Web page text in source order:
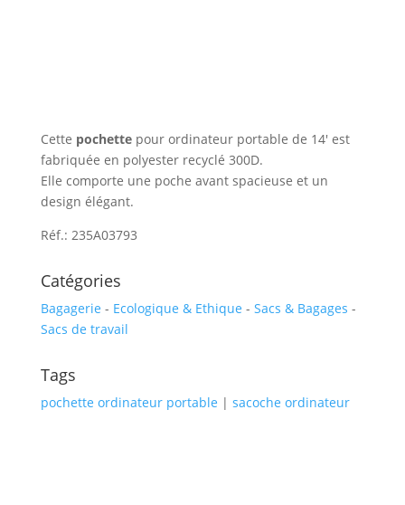
Cette pochette pour ordinateur portable de 14′ est
fabriquée en polyester recyclé 300D.
Elle comporte une poche avant spacieuse et un
design élégant.
Réf.: 235A03793
Catégories
Bagagerie - Ecologique & Ethique - Sacs & Bagages -
Sacs de travail
Tags
pochette ordinateur portable | sacoche ordinateur